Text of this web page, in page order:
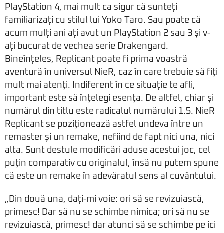
PlayStation 4, mai mult ca sigur că sunteți
familiarizați cu stilul lui Yoko Taro. Sau poate că
acum mulți ani ați avut un PlayStation 2 sau 3 și v-
ați bucurat de vechea serie Drakengard.
Bineînțeles, Replicant poate fi prima voastră
aventură în universul NieR, caz în care trebuie să fiți
mult mai atenți. Indiferent în ce situație te afli,
important este să înțelegi esența. De altfel, chiar și
numărul din titlu este radicalul numărului 1.5. NieR
Replicant se poziționează astfel undeva între un
remaster și un remake, nefiind de fapt nici una, nici
alta. Sunt destule modificări aduse acestui joc, cel
puțin comparativ cu originalul, însă nu putem spune
că este un remake în adevăratul sens al cuvântului.
„Din două una, dați-mi voie: ori să se revizuiască,
primesc! Dar să nu se schimbe nimica; ori să nu se
revizuiască, primesc! dar atunci să se schimbe pe ici